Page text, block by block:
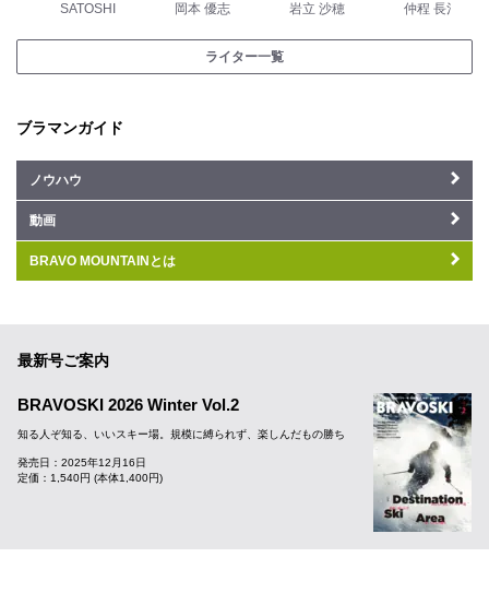
SATOSHI 岡本 優志 岩立 沙穂 仲程 長治
ライター一覧
ブラマンガイド
ノウハウ
動画
BRAVO MOUNTAINとは
最新号ご案内
BRAVOSKI 2026 Winter Vol.2
知る人ぞ知る、いいスキー場。規模に縛られず、楽しんだもの勝ち
発売日：2025年12月16日
定価：1,540円 (本体1,400円)